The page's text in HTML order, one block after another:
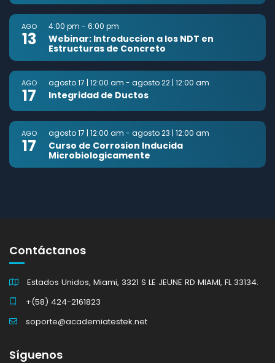
AGO
13
4:00 pm - 6:00 pm
Webinar: Introduccion a los NDT en
Estructuras de Concreto
AGO
17
agosto 17 | 12:00 am - agosto 22 | 12:00 am
Integridad de Ductos
AGO
17
agosto 17 | 12:00 am - agosto 23 | 12:00 am
Curso de Corrosion Inducida
Microbiologicamente
Contáctanos
Estados Unidos, Miami, 3321 S LE JEUNE RD MIAMI, FL 33134.
+(58) 424-2161823
soporte@academiatestek.net
Síguenos